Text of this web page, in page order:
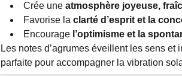
Crée une atmosphère joyeuse,
Favorise la clarté d’esprit et la
Encourage l’optimisme et la
Les notes d’agrumes éveillent les sens et
parfaite pour accompagner la vibration